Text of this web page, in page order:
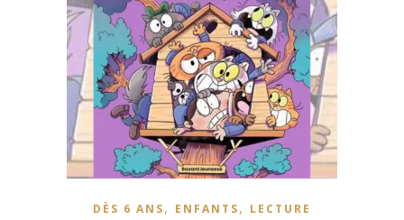
DÈS 6 ANS, ENFANTS, LECTURE